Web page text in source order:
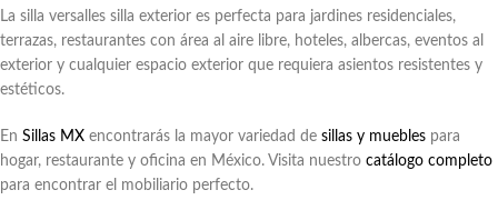
La silla versalles silla exterior es perfecta para jardines residenciales,
terrazas, restaurantes con área al aire libre, hoteles, albercas, eventos al
exterior y cualquier espacio exterior que requiera asientos resistentes y
estéticos.
En Sillas MX encontrarás la mayor variedad de sillas y muebles para
hogar, restaurante y oficina en México. Visita nuestro catálogo completo
para encontrar el mobiliario perfecto.